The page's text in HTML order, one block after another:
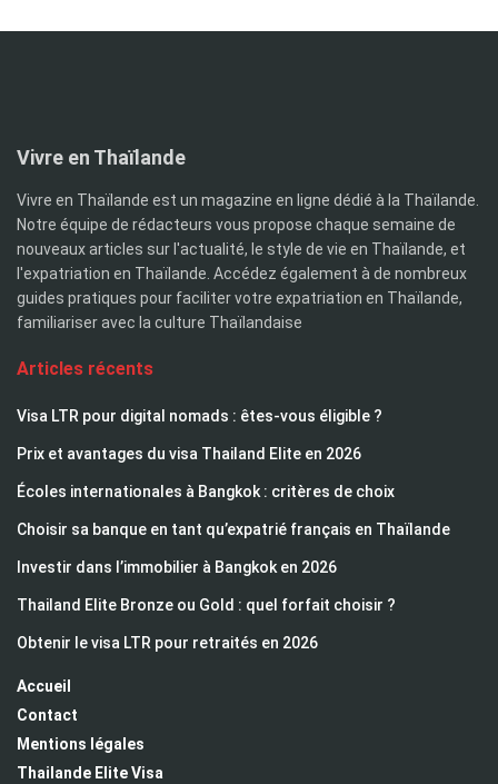
Vivre en Thaïlande
Vivre en Thaïlande est un magazine en ligne dédié à la Thaïlande.
Notre équipe de rédacteurs vous propose chaque semaine de
nouveaux articles sur l'actualité, le style de vie en Thaïlande, et
l'expatriation en Thaïlande. Accédez également à de nombreux
guides pratiques pour faciliter votre expatriation en Thaïlande,
familiariser avec la culture Thaïlandaise
Articles récents
Visa LTR pour digital nomads : êtes-vous éligible ?
Prix et avantages du visa Thailand Elite en 2026
Écoles internationales à Bangkok : critères de choix
Choisir sa banque en tant qu’expatrié français en Thaïlande
Investir dans l’immobilier à Bangkok en 2026
Thailand Elite Bronze ou Gold : quel forfait choisir ?
Obtenir le visa LTR pour retraités en 2026
Accueil
Contact
Mentions légales
Thailande Elite Visa